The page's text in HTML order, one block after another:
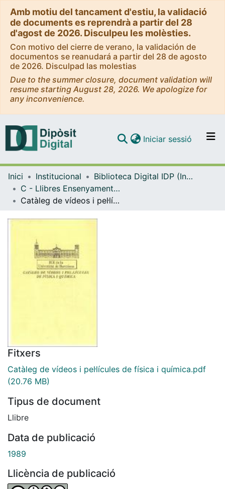
Amb motiu del tancament d'estiu, la validació
de documents es reprendrà a partir del 28
d'agost de 2026. Disculpeu les molèsties.
Con motivo del cierre de verano, la validación de
documentos se reanudará a partir del 28 de agosto
de 2026. Disculpad las molestias
Due to the summer closure, document validation will
resume starting August 28, 2026. We apologize for
any inconvenience.
Navega per tot el DD
Com publicar
Iniciar sessió (current)
Inici Institucional
Biblioteca Digital IDP (Institut de Desenvolupament Professional)
C - Llibres Ensenyament general i caràcter institucional (IDP)
Catàleg de vídeos i pel·lícules de física i química
Fitxers
Catàleg de vídeos i pel·lícules de física i química.pdf
(20.76 MB)
Tipus de document
Llibre
Data de publicació
1989
Llicència de publicació